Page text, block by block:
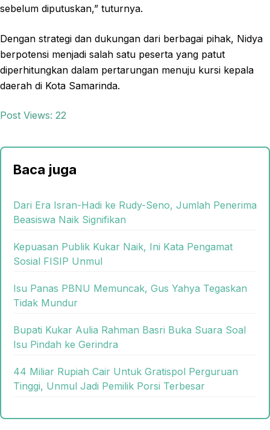
sebelum diputuskan,” tuturnya.
Dengan strategi dan dukungan dari berbagai pihak, Nidya
berpotensi menjadi salah satu peserta yang patut
diperhitungkan dalam pertarungan menuju kursi kepala
daerah di Kota Samarinda.
Post Views: 22
Baca juga
Dari Era Isran-Hadi ke Rudy-Seno, Jumlah Penerima
Beasiswa Naik Signifikan
Kepuasan Publik Kukar Naik, Ini Kata Pengamat
Sosial FISIP Unmul
Isu Panas PBNU Memuncak, Gus Yahya Tegaskan
Tidak Mundur
Bupati Kukar Aulia Rahman Basri Buka Suara Soal
Isu Pindah ke Gerindra
44 Miliar Rupiah Cair Untuk Gratispol Perguruan
Tinggi, Unmul Jadi Pemilik Porsi Terbesar